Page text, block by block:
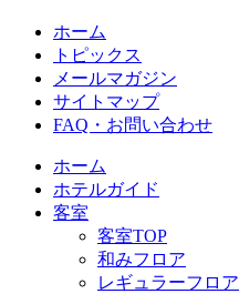
ホーム
トピックス
メールマガジン
サイトマップ
FAQ・お問い合わせ
ホーム
ホテルガイド
客室
客室TOP
和みフロア
レギュラーフロア